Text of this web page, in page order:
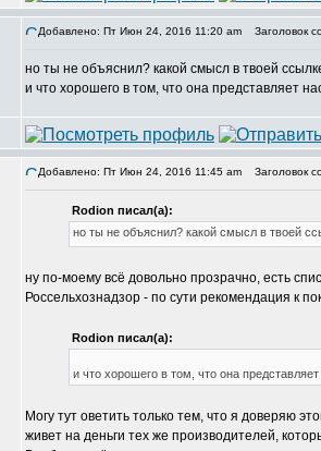
Добавлено: Пт Июн 24, 2016 11:20 am Заголовок
но ты не объяснил? какой смысл в твоей
и что хорошего в том, что она представляет
Добавлено: Пт Июн 24, 2016 11:45 am Заголовок
Rodion писал(а):
но ты не объяснил? какой смысл в твоей
ну по-моему всё довольно прозрачно, есть
Россельхознадзор - по сути рекомендация к
Rodion писал(а):
и что хорошего в том, что она
Могу тут оветить только тем, что я доверяю
живет на деньги тех же производителей,